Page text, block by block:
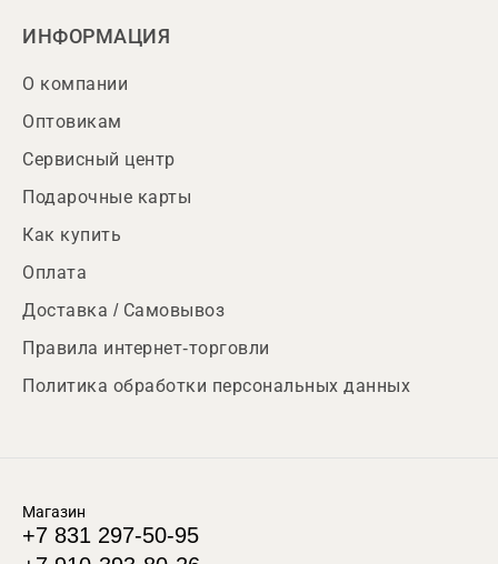
ИНФОРМАЦИЯ
О компании
Оптовикам
Сервисный центр
Подарочные карты
Как купить
Оплата
Доставка / Самовывоз
Правила интернет-торговли
Политика обработки персональных данных
Магазин
+7 831 297-50-95